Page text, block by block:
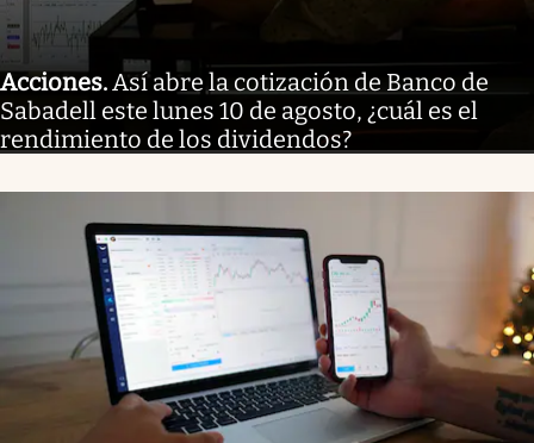
Acciones.Así abre la cotización de Banco de
Sabadell este lunes 10 de agosto, ¿cuál es el
rendimiento de los dividendos?